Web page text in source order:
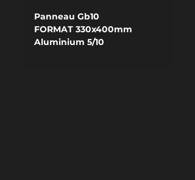
Panneau Gb10
FORMAT 330x400mm
Aluminium 5/10